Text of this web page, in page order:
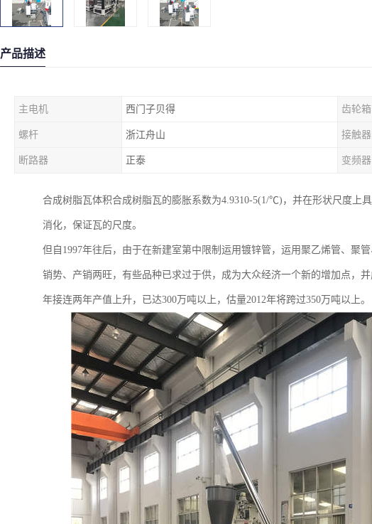
产品描述
主电机 西门子贝得 齿轮箱
螺杆 浙江舟山 接触器
断路器 正泰 变频器
合成树脂瓦体积合成树脂瓦的膨胀系数为4.9310-5(1/℃)，并在形状尺度上
消化，保证瓦的尺度。
但自1997年往后，由于在新建室第中限制运用镀锌管，运用聚乙烯管、聚
销势、产销两旺，有些品种已求过于供，成为大众经济一个新的增加点，
年接连两年产值上升，已达300万吨以上，估量2012年将跨过350万吨以上。